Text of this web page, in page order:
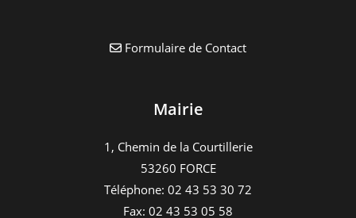
Formulaire de Contact
Mairie
1, Chemin de la Courtillerie
53260 FORCE
Téléphone: 02 43 53 30 72
Fax: 02 43 53 05 58